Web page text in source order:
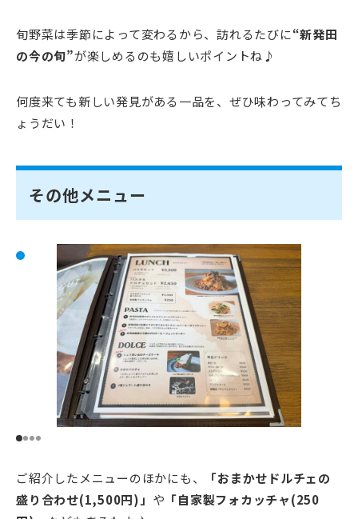
旬野菜は季節によって変わるから、訪れるたびに“新発田
の今の旬”が楽しめるのも嬉しいポイントね♪
何度来ても新しい発見がある一品を、ぜひ味わってみてち
ょうだい！
その他メニュー
ご紹介したメニューのほかにも、
「おまかせドルチェの
盛り合わせ(1,500円)」 や 「自家製フォカッチャ(250